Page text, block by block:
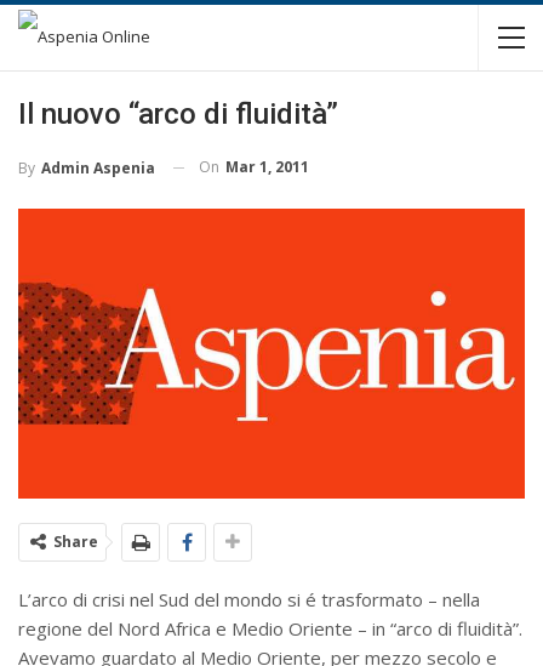
Il nuovo “arco di fluidità”
By Admin Aspenia On Mar 1, 2011
Share
L’arco di crisi nel Sud del mondo si é trasformato – nella
regione del Nord Africa e Medio Oriente – in “arco di fluidità”.
Avevamo guardato al Medio Oriente, per mezzo secolo e